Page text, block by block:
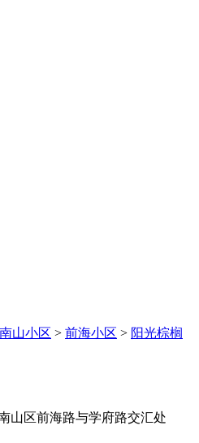
南山小区 > 前海小区 > 阳光棕榈
山区前海路与学府路交汇处